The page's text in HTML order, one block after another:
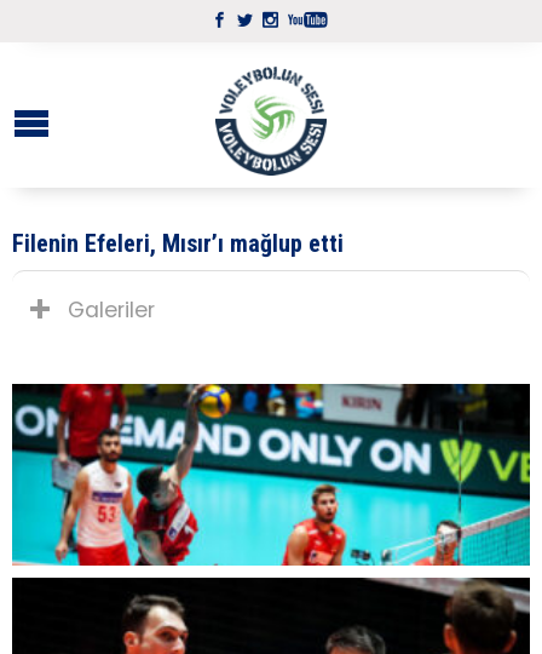
Filenin Efeleri, Mısır’ı mağlup etti
Galeriler